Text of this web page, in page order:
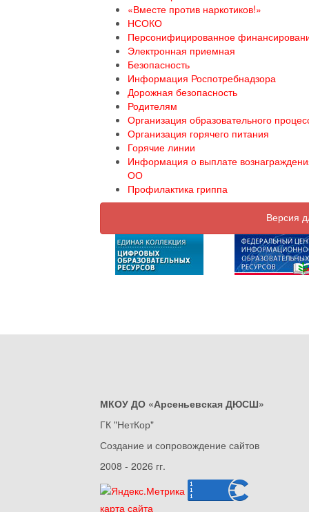
«Вместе против наркотиков!»
НСОКО
Персонифицированное
Электронная приемная
Безопасность
Информация Роспотребнадзора
Дорожная безопасность
Родителям
Организация образовательного
Организация горячего питания
Горячие линии
Информация о выплате
ОО
Профилактика гриппа
Версия
МКОУ ДО «Арсеньевская ДЮСШ»
ГК "НетКор"
Создание и сопровождение сайтов
2008 - 2026 гг.
карта сайта